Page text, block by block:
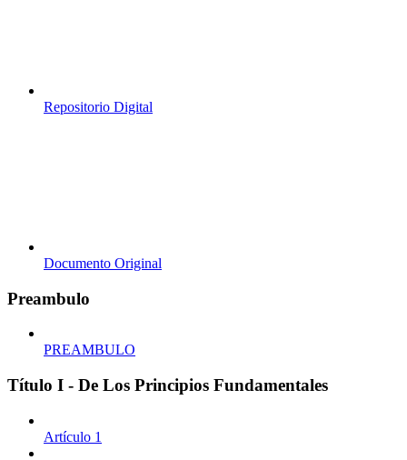
Repositorio Digital
Documento Original
Preambulo
PREAMBULO
Título I - De Los Principios Fundamentales
Artículo 1